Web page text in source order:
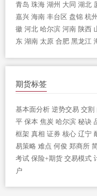
青岛 珠海 湖州 大同 湖北
嘉兴 海南 丰台区 盘锦 杭州
徽 河北 哈尔滨 河南 陕西
东 湖南 太原 合肥 黑龙江
期货标签
基本面分析 逆势交易 交割
平 保本 焦炭 哈尔滨 秘诀
框架 真相 证券 核心 辽宁
易策略 难点 何俊 郑商所
考试 保险+期货 交易模式
户